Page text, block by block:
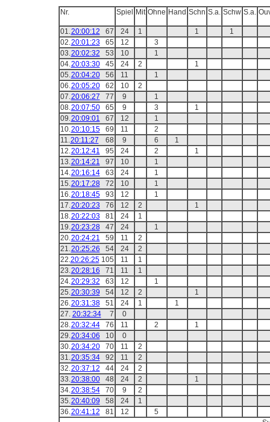
Nr. Spiel Mit Ohne Hand Schn S.a. Schw S.a.
01.20:00:12 67 24 1 1
1
02.20:01:23 65 12
3
03.20:02:32 53 10
1
04.20:03:30 45 24 2
1
05.20:04:20 56 11
1
06.20:05:20 62 10
2
07.20:06:27 77 9
1
08.20:07:50 65 9 3
1
09.20:09:01 67 12
1
10.20:10:15 69 11
2
11.20:11:27 68 9 6
1
12.20:12:41 95 24 2
1
13.20:14:21 97 10
1
14.20:16:14 63 24
1
15.20:17:28 72 10
1
16.20:18:45 93 12
1
17.20:20:23 76 12 2
1
18.20:22:03 81 24
1
19.20:23:28 47 24
1
20.20:24:21 59 11
2
21.20:25:26 54 24
2
22.20:26:25105 11
1
23.20:28:16 71 11
1
24.20:29:32 63 12
1
25.20:30:39 54 12 2
1
26.20:31:38 51 24 1
1
27. 20:32:34 7
0
28.20:32:44 76 11 2
1
29.20:34:06 10
0
30.20:34:20 70 11
2
31.20:35:34 92 11
2
32.20:37:12 44 24
2
33.20:38:00 48 24 2
1
34.20:38:54 70 9
2
35.20:40:09 58 24
1
36.20:41:12 81 12
5